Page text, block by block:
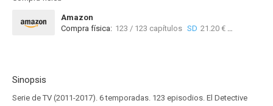
Amazon
Compra física: 123 / 123 capítulos SD 21.20 €
Sinopsis
Serie de TV (2011-2017). 6 temporadas. 123 episodios. El Detective